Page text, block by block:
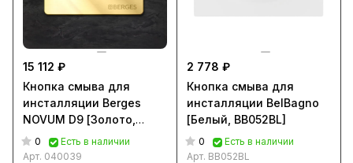
15 112 ₽
Кнопка смыва для
инсталляции Berges
NOVUM D9 [Золото,
040039]
0
Есть в наличии
Арт. 040039
2 778 ₽
Кнопка смыва для
инсталляции BelBagno
[Белый, BB052BL]
0
Есть в наличии
Арт. BB052BL